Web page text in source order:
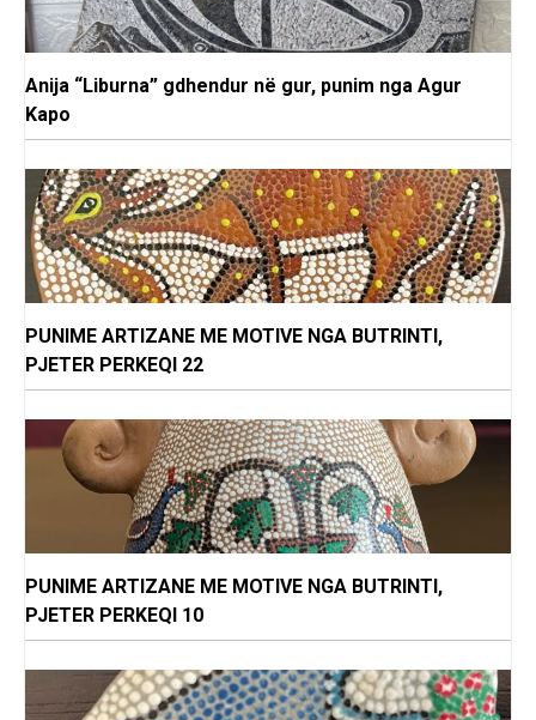
Anija “Liburna” gdhendur në gur, punim nga Agur
Kapo
PUNIME ARTIZANE ME MOTIVE NGA BUTRINTI,
PJETER PERKEQI 22
PUNIME ARTIZANE ME MOTIVE NGA BUTRINTI,
PJETER PERKEQI 10